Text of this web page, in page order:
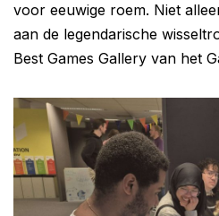
voor eeuwige roem. Niet
aan de legendarische
Best Games Gallery van het